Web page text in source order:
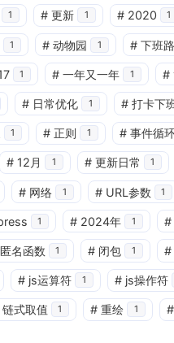
兴趣
1 # 更新 1 # 2020 1
1 # 动物园 1 # 下班
1 # 一年又一年 1 #
# 日常优化 1 # 打卡下
1 # 正则 1 # 事件循
# 12月 1 # 更新日常 1
# 网络 1 # URL参数 1
1 # 2024年 1 #
匿名函数 1 # 闭包 1 #
# js运算符 1 # js操作符
链式取值 1 # 重绘 1 #